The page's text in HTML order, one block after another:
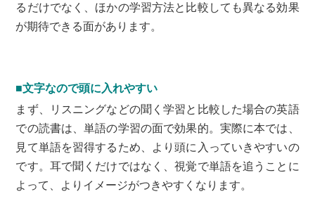
るだけでなく、ほかの学習方法と比較しても異なる効果
が期待できる面があります。
■文字なので頭に入れやすい
まず、リスニングなどの聞く学習と比較した場合の英語
での読書は、単語の学習の面で効果的。実際に本では、
見て単語を習得するため、より頭に入っていきやすいの
です。耳で聞くだけではなく、視覚で単語を追うことに
よって、よりイメージがつきやすくなります。